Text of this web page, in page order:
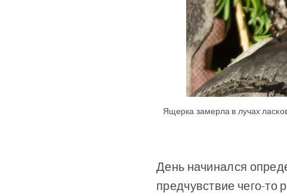
Ящерка замерла в лучах
День начинался
предчувствие чего-то